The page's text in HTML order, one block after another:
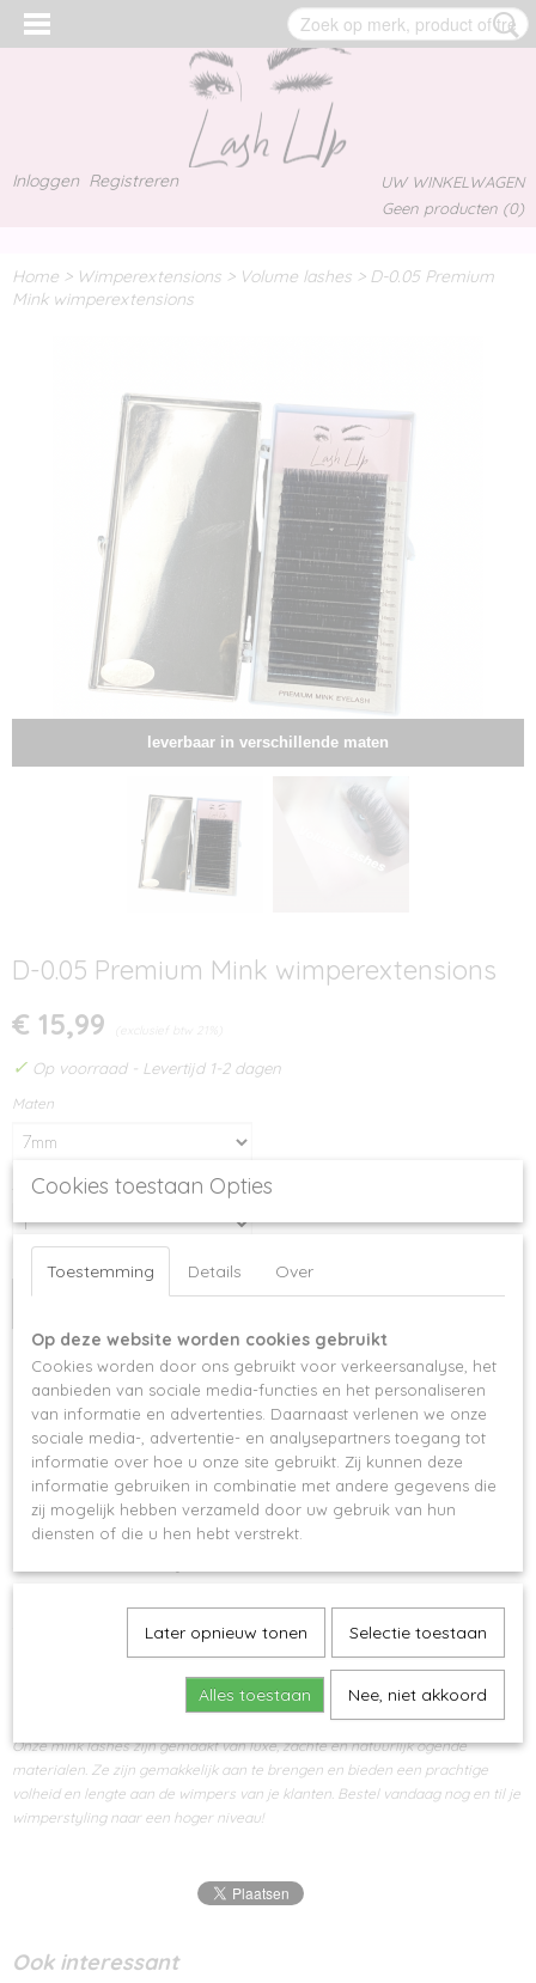
Inloggen Registreren
UW WINKELWAGEN
Geen producten (0)
Home > Wimperextensions > Volume lashes > D-0.05 Premium
Mink wimperextensions
leverbaar in verschillende maten
D-0.05 Premium Mink wimperextensions
€ 15,99 (exclusief btw 21%)
✓ Op voorraad - Levertijd 1-2 dagen
Maten
Aantal
IN WINKELWAGEN
Specificaties
Productcode
2-1
Omschrijving
Ontdek onze hoogwaardige
mink wimperextensions,
perfect voor
wimperstylisten!
Onze mink lashes zijn gemaakt van luxe, zachte en natuurlijk ogende
materialen. Ze zijn gemakkelijk aan te brengen en bieden een prachtige
volheid en lengte aan de wimpers van je klanten. Bestel vandaag nog en til je
wimperstyling naar een hoger niveau!
Ook interessant
Cookies toestaan Opties
Toestemming Details Over
Op deze website worden cookies gebruikt
Cookies worden door ons gebruikt voor verkeersanalyse, het
aanbieden van sociale media-functies en het personaliseren
van informatie en advertenties. Daarnaast verlenen we onze
sociale media-, advertentie- en analysepartners toegang tot
informatie over hoe u onze site gebruikt. Zij kunnen deze
informatie gebruiken in combinatie met andere gegevens die
zij mogelijk hebben verzameld door uw gebruik van hun
diensten of die u hen hebt verstrekt.
Later opnieuw tonen Selectie toestaan
Alles toestaan Nee, niet akkoord